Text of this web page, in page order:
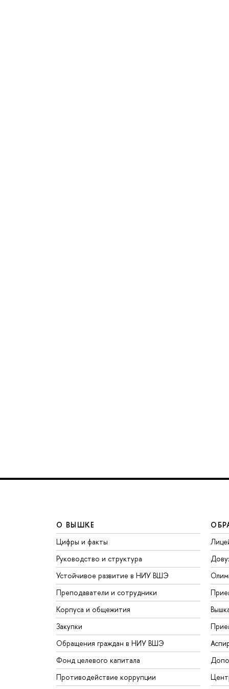
О ВЫШКЕ
Цифры и факты
Руководство и структура
Устойчивое развитие в НИУ ВШЭ
Преподаватели и сотрудники
Корпуса и общежития
Закупки
Обращения граждан в НИУ ВШЭ
Фонд целевого капитала
Противодействие коррупции